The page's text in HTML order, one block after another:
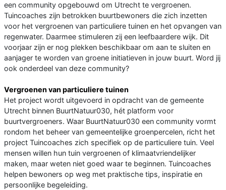
een community opgebouwd om Utrecht te vergroenen.
Tuincoaches zijn betrokken buurtbewoners die zich inzetten
voor het vergroenen van particuliere tuinen en het opvangen van
regenwater. Daarmee stimuleren zij een leefbaardere wijk. Dit
voorjaar zijn er nog plekken beschikbaar om aan te sluiten en
aanjager te worden van groene initiatieven in jouw buurt. Word jij
ook onderdeel van deze community?
Vergroenen van particuliere tuinen
Het project wordt uitgevoerd in opdracht van de gemeente
Utrecht binnen BuurtNatuur030, hét platform voor
buurtvergroeners. Waar BuurtNatuur030 een community vormt
rondom het beheer van gemeentelijke groenpercelen, richt het
project Tuincoaches zich specifiek op de particuliere tuin. Veel
mensen willen hun tuin vergroenen of klimaatvriendelijker
maken, maar weten niet goed waar te beginnen. Tuincoaches
helpen bewoners op weg met praktische tips, inspiratie en
persoonlijke begeleiding.